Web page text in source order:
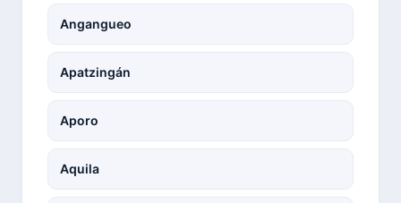
Angangueo
Apatzingán
Aporo
Aquila